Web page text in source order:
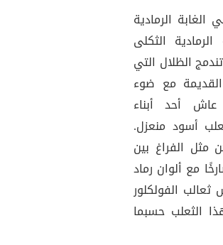
الغابة الرمادية
الثكلى
الظلال التي
القديمة مع ضوء
عاش أحد أبناء
أسود منعزل.
مثل الفراغ بين
مع ألوان رماد
الفولكلور
الثعلب حسبما